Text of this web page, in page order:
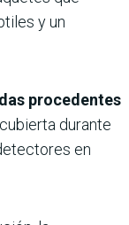
y un
procedentes
durante
en